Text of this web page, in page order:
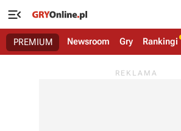

PREMIUM Newsroom Gry Rankingi